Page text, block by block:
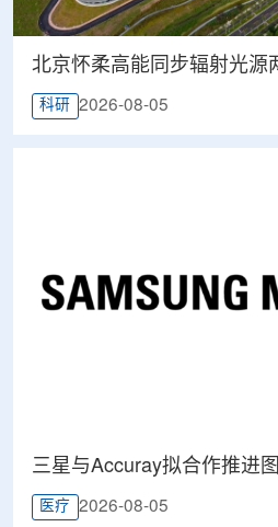
北京怀柔高能同步辐射光源
科研 2026-08-05
三星与Accuray拟合作推进
医疗 2026-08-05